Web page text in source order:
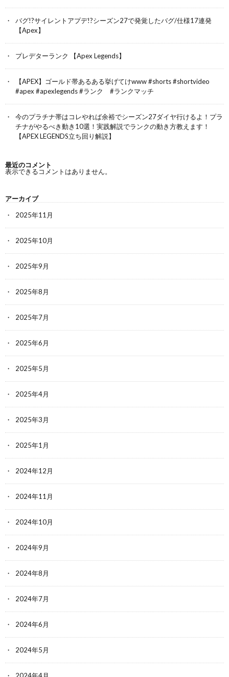
バグ!?サイレントアプデ!?シーズン27で発覚したバグ/仕様17連発
【Apex】
プレデターランク 【Apex Legends】
【APEX】ゴールド帯あるある挙げてけwww #shorts #shortvideo
#apex #apexlegends #ランク #ランクマッチ
今のプラチナ帯はコレやれば余裕でシーズン27ダイヤ行けるよ！プラ
チナがやるべき動き10選！実践解説でランクの動き方教えます！
【APEX LEGENDS立ち回り解説】
最近のコメント
表示できるコメントはありません。
アーカイブ
2025年11月
2025年10月
2025年9月
2025年8月
2025年7月
2025年6月
2025年5月
2025年4月
2025年3月
2025年1月
2024年12月
2024年11月
2024年10月
2024年9月
2024年8月
2024年7月
2024年6月
2024年5月